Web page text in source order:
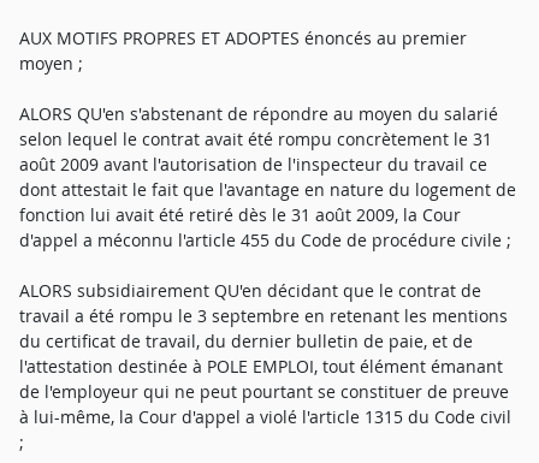
AUX MOTIFS PROPRES ET ADOPTES énoncés au premier
moyen ;
ALORS QU'en s'abstenant de répondre au moyen du salarié
selon lequel le contrat avait été rompu concrètement le 31
août 2009 avant l'autorisation de l'inspecteur du travail ce
dont attestait le fait que l'avantage en nature du logement de
fonction lui avait été retiré dès le 31 août 2009, la Cour
d'appel a méconnu l'article 455 du Code de procédure civile ;
ALORS subsidiairement QU'en décidant que le contrat de
travail a été rompu le 3 septembre en retenant les mentions
du certificat de travail, du dernier bulletin de paie, et de
l'attestation destinée à POLE EMPLOI, tout élément émanant
de l'employeur qui ne peut pourtant se constituer de preuve
à lui-même, la Cour d'appel a violé l'article 1315 du Code civil
;